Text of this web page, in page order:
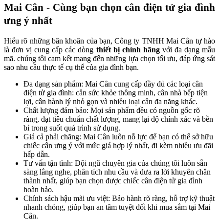
Mai Cân - Cùng bạn chọn cân điện tử gia đình
ưng ý nhất
Hiểu rõ những băn khoăn của bạn, Công ty TNHH Mai Cân tự hào
là đơn vị cung cấp các dòng thiết bị chính hãngvới đa dạng mẫu
mã. chúng tôi cam kết mang đến những lựa chọn tối ưu, đáp ứng sát
sao nhu cầu thực tế cụ thể của gia đình bạn.
Đa dạng sản phẩm: Mai Cân cung cấp đầy đủ các loại cân
điện tử gia đình: cân sức khỏe thông minh, cân nhà bếp tiện
lợi, cân hành lý nhỏ gọn và nhiều loại cân đa năng khác.
Chất lượng đảm bảo: Mọi sản phẩm đều có nguồn gốc rõ
ràng, đạt tiêu chuẩn chất lượng, mang lại độ chính xác và bền
bỉ trong suốt quá trình sử dụng.
Giá cả phải chăng: Mai Cân luôn nỗ lực để bạn có thể sở hữu
chiếc cân ưng ý với mức giá hợp lý nhất, đi kèm nhiều ưu đãi
hấp dẫn.
Tư vấn tận tình: Đội ngũ chuyên gia của chúng tôi luôn sẵn
sàng lắng nghe, phân tích nhu cầu và đưa ra lời khuyên chân
thành nhất, giúp bạn chọn được chiếc cân điện tử gia đình
hoàn hảo.
Chính sách hậu mãi ưu việt: Bảo hành rõ ràng, hỗ trợ kỹ thuật
nhanh chóng, giúp bạn an tâm tuyệt đối khi mua sắm tại Mai
Cân.